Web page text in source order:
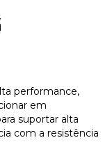
performance,
em
suportar alta
com a resistência